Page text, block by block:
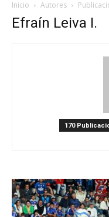
Inicio Autores
Efraín Leiva I.
170